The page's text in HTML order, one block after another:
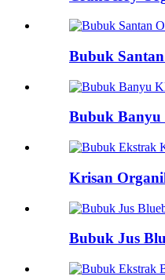
Bubuk
Bubuk
Krisan
Bubuk Jus